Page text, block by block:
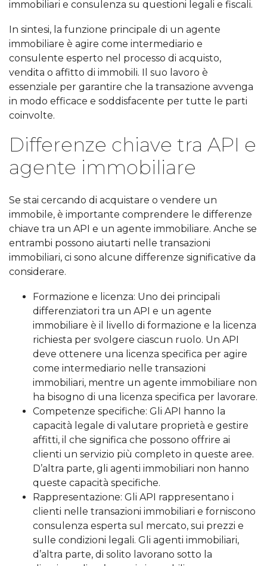
immobiliari e consulenza su questioni legali e fiscali.
In sintesi, la funzione principale di un agente
immobiliare è agire come intermediario e
consulente esperto nel processo di acquisto,
vendita o affitto di immobili. Il suo lavoro è
essenziale per garantire che la transazione avvenga
in modo efficace e soddisfacente per tutte le parti
coinvolte.
Differenze chiave tra API e
agente immobiliare
Se stai cercando di acquistare o vendere un
immobile, è importante comprendere le differenze
chiave tra un API e un agente immobiliare. Anche se
entrambi possono aiutarti nelle transazioni
immobiliari, ci sono alcune differenze significative da
considerare.
Formazione e licenza: Uno dei principali
differenziatori tra un API e un agente
immobiliare è il livello di formazione e la licenza
richiesta per svolgere ciascun ruolo. Un API
deve ottenere una licenza specifica per agire
come intermediario nelle transazioni
immobiliari, mentre un agente immobiliare non
ha bisogno di una licenza specifica per lavorare.
Competenze specifiche: Gli API hanno la
capacità legale di valutare proprietà e gestire
affitti, il che significa che possono offrire ai
clienti un servizio più completo in queste aree.
D’altra parte, gli agenti immobiliari non hanno
queste capacità specifiche.
Rappresentazione: Gli API rappresentano i
clienti nelle transazioni immobiliari e forniscono
consulenza esperta sul mercato, sui prezzi e
sulle condizioni legali. Gli agenti immobiliari,
d’altra parte, di solito lavorano sotto la